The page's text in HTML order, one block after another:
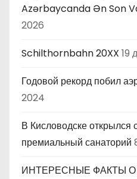
Azərbaycanda Ən Son
2026
Schilthornbahn 20XX 19
Годовой рекорд побил
2024
В Кисловодске
премиальный санаторий
ИНТЕРЕСНЫЕ ФАКТЫ